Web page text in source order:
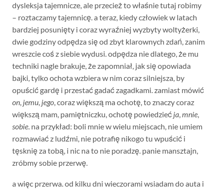
dysleksja tajemnicze, ale przecież to właśnie tutaj robimy
– roztaczamy tajemnicę. a teraz, kiedy człowiek w latach
bardziej posunięty i coraz wyraźniej wyzbyty woltyżerki,
dwie godziny odpędza się od zbyt klarownych zdań, zanim
wreszcie coś z siebie wydusi. odpędza nie dlatego, że mu
techniki nagle brakuje, że zapomniał, jak się opowiada
bajki, tylko ochota wzbiera w nim coraz silniejsza, by
opuścić gardę i przestać gadać zagadkami. zamiast mówić
on, jemu, jego, coraz większą ma ochotę, to znaczy coraz
większą mam, pamiętniczku, ochotę powiedzieć ja,mnie,
sobie. na przykład: boli mnie w wielu miejscach, nie umiem
rozmawiać z ludźmi, nie potrafię nikogo tu wpuścić i
tęsknię za tobą, i nic na to nie poradzę. panie mansztajn,
zróbmy sobie przerwę.
a więc przerwa. od kilku dni wieczorami wsiadam do auta i